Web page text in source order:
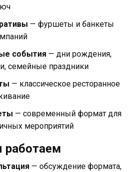
— фуршеты и банкеты
события — дни рождения,
семейные праздники
— классическое ресторанное
— современный формат для
мероприятий
— обсуждение формата,